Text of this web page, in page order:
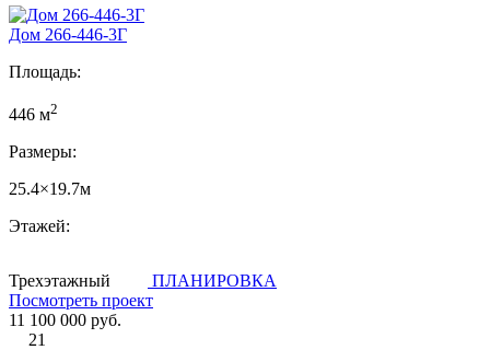
Дом 266-446-3Г
Площадь:
446 м2
Размеры:
25.4×19.7м
Этажей:
Трехэтажный
ПЛАНИРОВКА
Посмотреть проект
11 100 000 руб.
21